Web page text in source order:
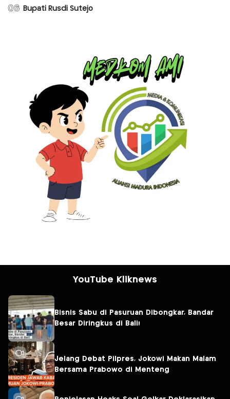
06 Bupati Rusdi Sutejo
YouTube Kliknews
Bisnis Sabu di Pasuruan Dibongkar, Bandar
Besar Diringkus di Bali!
Jelang Debat Pilpres, Jokowi Makan Malam
Bersama Prabowo di Menteng